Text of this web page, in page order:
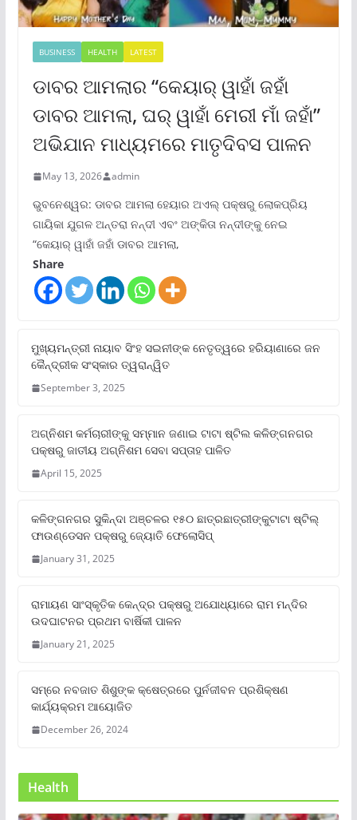
BUSINESS HEALTH LATEST
ଡାବର ଆମଲାର “କେୟାର୍ ୱାହାଁ ଜହାଁ
ଡାବର ଆମଲା, ଘର୍ ୱାହାଁ ମେରୀ ମାଁ ଜହାଁ”
ଅଭିଯାନ ମାଧ୍ୟମରେ ମାତୃଦିବସ ପାଳନ
May 13, 2026 admin
ଭୁବନେଶ୍ୱର: ଡାବର ଆମଲା ହେୟାର ଅଏଲ୍ ପକ୍ଷରୁ ଲୋକପ୍ରିୟ
ଗାୟିକା ଯୁଗଳ ଅନ୍ତରା ନନ୍ଦୀ ଏବଂ ଅଙ୍କିତା ନନ୍ଦୀଙ୍କୁ ନେଇ
“କେୟାର୍ ୱାହାଁ ଜହାଁ ଡାବର ଆମଲା,
Share
ମୁଖ୍ୟମନ୍ତ୍ରୀ ନାୟାବ ସିଂହ ସଇନୀଙ୍କ ନେତୃତ୍ୱରେ ହରିୟାଣାରେ ଜନ
କୈନ୍ଦ୍ରୀକ ସଂସ୍କାର ତ୍ୱରାନ୍ୱିତ
September 3, 2025
ଅଗ୍ନିଶମ କର୍ମଚାରୀଙ୍କୁ ସମ୍ମାନ ଜଣାଇ ଟାଟା ଷ୍ଟିଲ କଳିଙ୍ଗନଗର
ପକ୍ଷରୁ ଜାତୀୟ ଅଗ୍ନିଶମ ସେବା ସପ୍ତାହ ପାଳିତ
April 15, 2025
କଳିଙ୍ଗନଗର ସୁକିନ୍ଦା ଅଞ୍ଚଳର ୧୫୦ ଛାତ୍ରଛାତ୍ରୀଙ୍କୁଟାଟା ଷ୍ଟିଲ୍
ଫାଉଣ୍ଡେସନ ପକ୍ଷରୁ ଜ୍ୟୋତି ଫେଲୋସିପ୍‌
January 31, 2025
ରାମାୟଣ ସାଂସ୍କୃତିକ କେନ୍ଦ୍ର ପକ୍ଷରୁ ଅଯୋଧ୍ୟାରେ ରାମ ମନ୍ଦିର
ଉଦଘାଟନର ପ୍ରଥମ ବାର୍ଷିକୀ ପାଳନ
January 21, 2025
ସମ୍‌ରେ ନବଜାତ ଶିଶୁଙ୍କ କ୍ଷେତ୍ରରେ ପୁର୍ନଜୀବନ ପ୍ରଶିକ୍ଷଣ
କାର୍ଯ୍ୟକ୍ରମ ଆୟୋଜିତ
December 26, 2024
Health